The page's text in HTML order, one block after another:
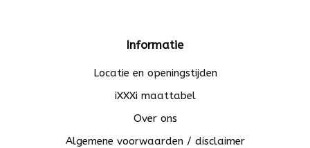
Informatie
Locatie en openingstijden
iXXXi maattabel
Over ons
Algemene voorwaarden / disclaimer